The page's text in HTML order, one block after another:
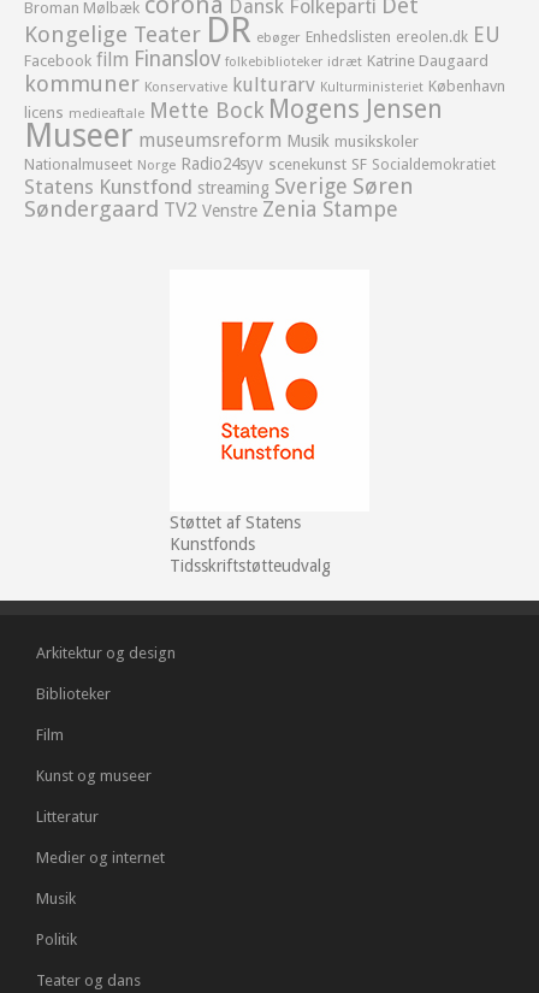
Broman Mølbæk
Dansk Folkeparti Det
Kongelige Teater DR ebøger Enhedslisten ereolen.dk EU
Facebook film Finanslov folkebiblioteker idræt Katrine Daugaard
kommuner Konservative kulturarv Kulturministeriet København
licens medieaftale Mette Bock Mogens Jensen
Museer museumsreform Musik musikskoler
Nationalmuseet Norge Radio24syv scenekunst SF Socialdemokratiet
Statens Kunstfond streaming Sverige Søren
Søndergaard TV2 Venstre Zenia Stampe
Støttet af Statens
Kunstfonds
Tidsskriftstøtteudvalg
Arkitektur og design
Biblioteker
Film
Kunst og museer
Litteratur
Medier og internet
Musik
Politik
Teater og dans